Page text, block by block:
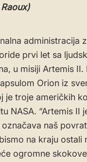
administracija
prvi let sa
u misiji Artemis II.
Orion iz
je troje američkih
NASA. “Artemis
označava naš
na kraju ostali
ogromne